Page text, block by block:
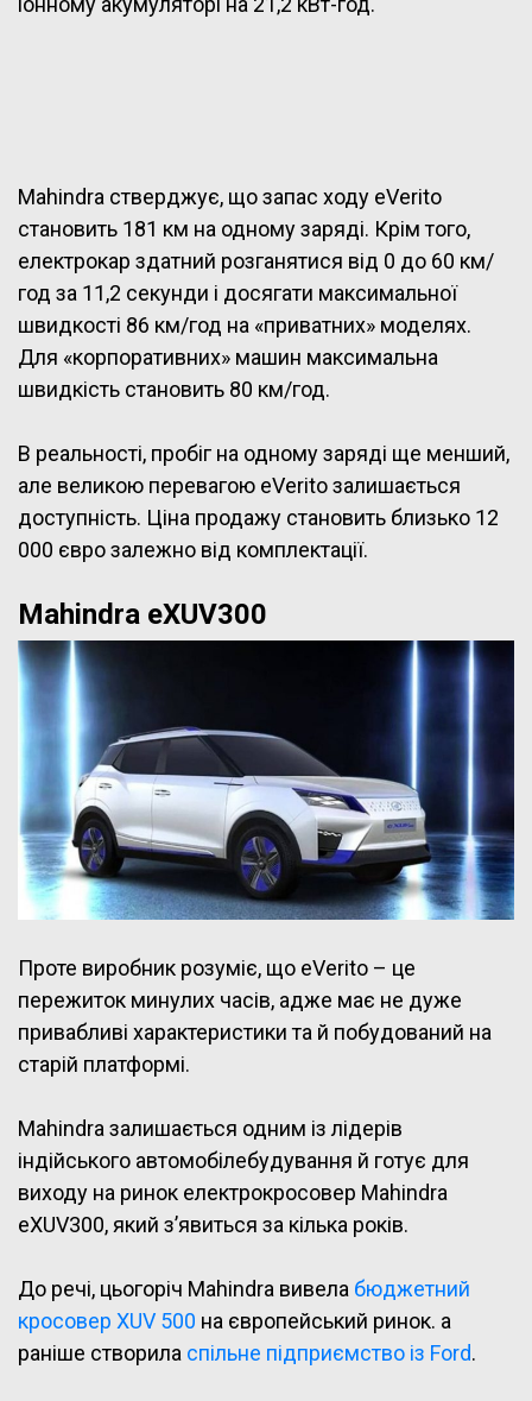
Mahindra стверджує, що запас ходу eVerito
становить 181 км на одному заряді. Крім того,
електрокар здатний розганятися від 0 до 60 км/
год за 11,2 секунди і досягати максимальної
швидкості 86 км/год на «приватних» моделях.
Для «корпоративних» машин максимальна
швидкість становить 80 км/год.
В реальності, пробіг на одному заряді ще менший,
але великою перевагою eVerito залишається
доступність. Ціна продажу становить близько 12
000 євро залежно від комплектації.
Mahindra eXUV300
Проте виробник розуміє, що eVerito – це
пережиток минулих часів, адже має не дуже
привабливі характеристики та й побудований на
старій платформі.
Mahindra залишається одним із лідерів
індійського автомобілебудування й готує для
виходу на ринок електрокросовер Mahindra
eXUV300, який з’явиться за кілька років.
До речі, цьогоріч Mahindra вивела бюджетний
кросовер XUV 500 на європейський ринок. а
раніше створила спільне підприємство із Ford.